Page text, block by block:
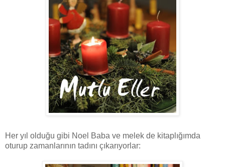
Her yıl olduğu gibi Noel Baba ve melek de kitaplığımda
oturup zamanlarının tadını çıkarıyorlar: